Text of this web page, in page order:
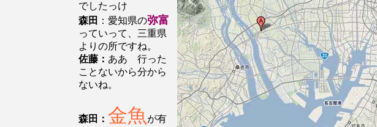
でしたっけ
森田 ：愛知県の弥富
っていって、三重県
よりの所ですね。
佐藤： ああ 行った
ことないから分から
ないね。
森田： 金魚 が有